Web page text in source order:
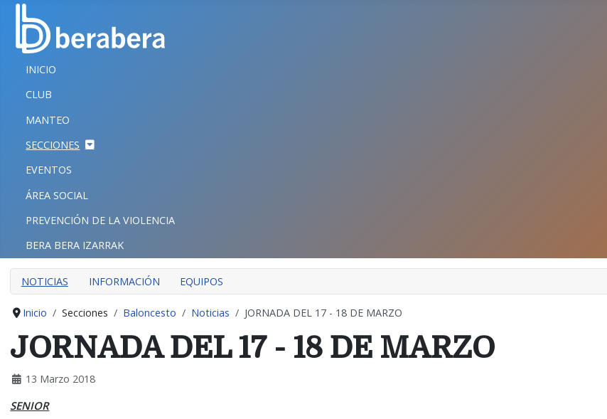
CERRAR
INICIO
CLUB
MANTEO
SECCIONES
EVENTOS
ÁREA SOCIAL
PREVENCIÓN DE LA VIOLENCIA
BERA BERA IZARRAK
INICIO
CLUB
MANTEO
SECCIONES
EVENTOS
ÁREA SOCIAL
PREVENCIÓN DE LA VIOLENCIA
BERA BERA IZARRAK
NOTICIAS INFORMACIÓN EQUIPOS
Inicio Secciones Baloncesto Noticias JORNADA DEL 17 - 18 DE MARZO
JORNADA DEL 17 - 18 DE MARZO
13 Marzo 2018
SENIOR